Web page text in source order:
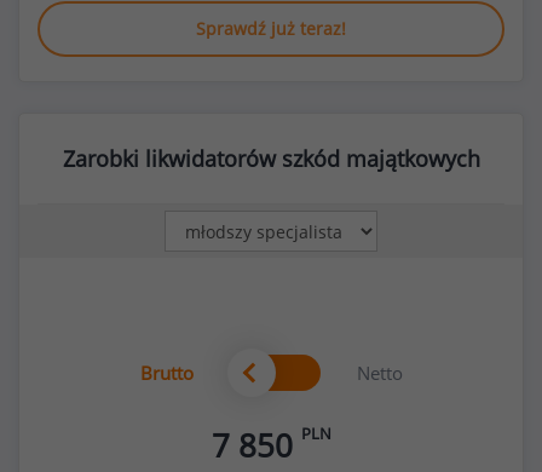
Sprawdź już teraz!
Zarobki likwidatorów szkód majątkowych
Brutto Netto
7 850 PLN